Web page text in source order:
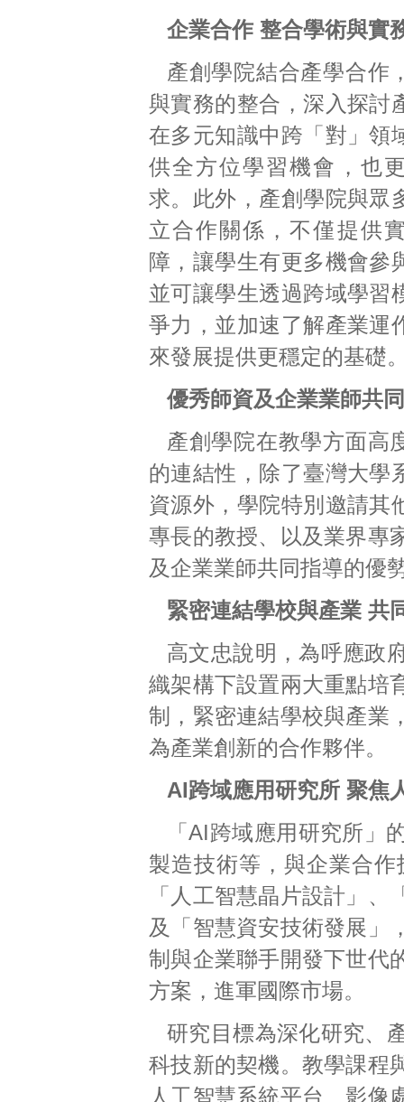
企業合作 整合學術與實
產創學院結合產學合作
與實務的整合，深入探討
在多元知識中跨「對」領
供全方位學習機會，也
求。此外，產創學院與眾
立合作關係，不僅提供
障，讓學生有更多機會參
並可讓學生透過跨域學習
爭力，並加速了解產業運
來發展提供更穩定的基礎
優秀師資及企業業師共
產創學院在教學方面高
的連結性，除了臺灣大學
資源外，學院特別邀請其
專長的教授、以及業界專
及企業業師共同指導的優
緊密連結學校與產業 共
高文忠說明，為呼應政
織架構下設置兩大重點培
制，緊密連結學校與產業
為產業創新的合作夥伴。
AI跨域應用研究所 聚焦
「AI跨域應用研究所」
製造技術等，與企業合
「人工智慧晶片設計」
及「智慧資安技術發展」
制與企業聯手開發下世代
方案，進軍國際市場。
研究目標為深化研究、
科技新的契機。教學課程
人工智慧系統平台、影像